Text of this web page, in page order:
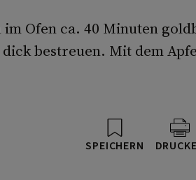
im Ofen ca. 40 Minuten
bestreuen. Mit dem
SPEICHERN